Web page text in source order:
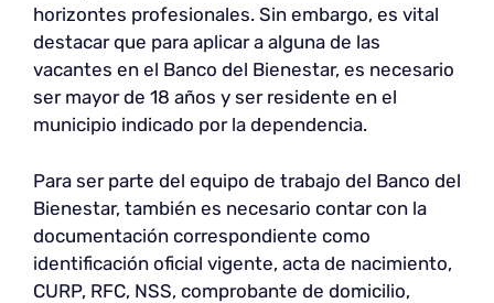
horizontes profesionales. Sin embargo, es vital
destacar que para aplicar a alguna de las
vacantes en el Banco del Bienestar, es necesario
ser mayor de 18 años y ser residente en el
municipio indicado por la dependencia.
Para ser parte del equipo de trabajo del Banco del
Bienestar, también es necesario contar con la
documentación correspondiente como
identificación oficial vigente, acta de nacimiento,
CURP, RFC, NSS, comprobante de domicilio,